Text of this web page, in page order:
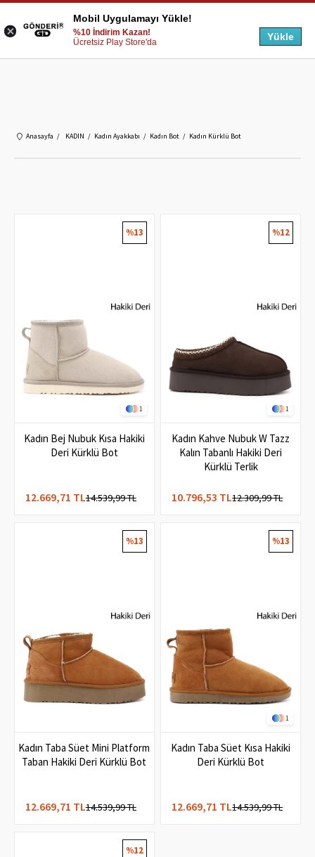
Anasayfa KADIN Kadın Ayakkabı Kadın Bot Kadın Kürklü Bot
1
Kadın Bej Nubuk Kısa Hakiki
Deri Kürklü Bot
12.669,71 TL14.539,99 TL
%13
1
Kadın Kahve Nubuk W Tazz
Kalın Tabanlı Hakiki Deri
Kürklü Terlik
10.796,53 TL12.309,99 TL
%12
Kadın Taba Süet Mini Platform
Taban Hakiki Deri Kürklü Bot
12.669,71 TL14.539,99 TL
%13
1
Kadın Taba Süet Kısa Hakiki
Deri Kürklü Bot
12.669,71 TL14.539,99 TL
%13
%12
Mobil Uygulamayı Yükle!
%10 İndirim Kazan!
Ücretsiz Play Store'da
Yükle